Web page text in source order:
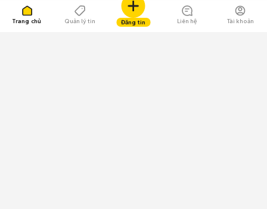
Trang chủ Quản lý tin Đăng tin Liên hệ Tài khoản